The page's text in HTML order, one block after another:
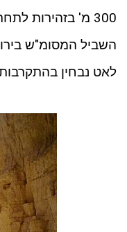
300 מ' בזהירות
השביל המסומ"ש
לאט נבחין